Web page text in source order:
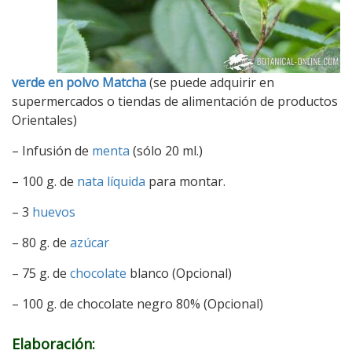
verde en polvo Matcha(se puede adquirir en
supermercados o tiendas de alimentación de productos
Orientales)
– Infusión de menta (sólo 20 ml.)
– 100 g. de nata líquida para montar.
– 3 huevos
– 80 g. de azúcar
– 75 g. de chocolate blanco (Opcional)
– 100 g. de chocolate negro 80% (Opcional)
Elaboración: